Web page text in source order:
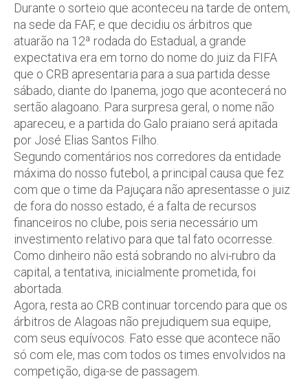
Durante o sorteio que aconteceu na tarde de ontem,
na sede da FAF, e que decidiu os árbitros que
atuarão na 12ª rodada do Estadual, a grande
expectativa era em torno do nome do juiz da FIFA
que o CRB apresentaria para a sua partida desse
sábado, diante do Ipanema, jogo que acontecerá no
sertão alagoano. Para surpresa geral, o nome não
apareceu, e a partida do Galo praiano será apitada
por José Elias Santos Filho.
Segundo comentários nos corredores da entidade
máxima do nosso futebol, a principal causa que fez
com que o time da Pajuçara não apresentasse o juiz
de fora do nosso estado, é a falta de recursos
financeiros no clube, pois seria necessário um
investimento relativo para que tal fato ocorresse.
Como dinheiro não está sobrando no alvi-rubro da
capital, a tentativa, inicialmente prometida, foi
abortada.
Agora, resta ao CRB continuar torcendo para que os
árbitros de Alagoas não prejudiquem sua equipe,
com seus equívocos. Fato esse que acontece não
só com ele, mas com todos os times envolvidos na
competição, diga-se de passagem.